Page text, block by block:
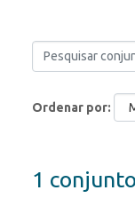
Ordenar por
1